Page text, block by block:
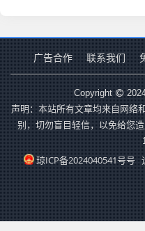
广告合作 联系我们
Copyright
声明：本站所有文章均来自网络
别，切勿盲目轻信，以免给您
琼ICP备2024040541号号